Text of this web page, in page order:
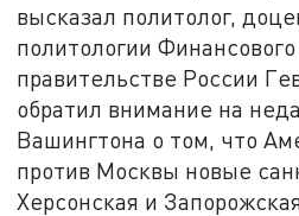
высказал политолог,
политологии
правительстве России
обратил внимание на
Вашингтона о том, что
против Москвы новые
Херсонская и